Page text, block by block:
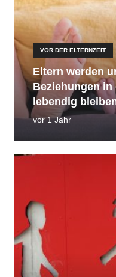
VOR DER ELTERNZEIT
Eltern werden
Beziehungen in
lebendig
vor 1 Jahr